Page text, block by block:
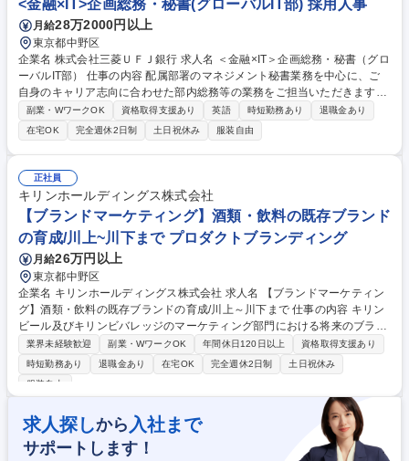
有名なアダルト会社で追及しませんか？ 募集職種 【ディレクター】目指
せ売れっ子ディレクター！/日本一有名なアダルト会社
<金融×IT>企画総務・秘書(グローバルIT部) 採用人事
月給28万2000円以上
東京都中野区
企業名 株式会社三菱ＵＦＪ銀行 求人名 ＜金融×IT＞企画総務・秘書（グロ
ーバルIT部） 仕事の内容 配属部署のマネジメント秘書業務を中心に、ご
自身のキャリア志向に合わせた部内総務等の業務をご担当いただきます。
具体的には以下業務をお任せします。 ■秘書業務（世界各地に拠点のある
MUFGならではの海外出張調整や、各海外拠点マネジメントとの会議アレ
ンジ、訪日外国人のアテンド等） ■部内総務（各種報告事項の取り纏め、
部内の総務業務、その他事務サポート等） 募集職種 ＜金融×IT＞企画総
務・秘書（グローバルIT部）
副業・WワークOK 資格取得支援あり 英語 時短勤務あり
退職金あり
在宅OK
完全週休2日制 土日祝休み 服装自由
正社員
キリンホールディングス株式会社
【ブランドマーケティング】酒類・飲料の既存ブランド
の育成/川上~川下まで プロダクトブランディング
月給26万円以上
東京都中野区
企業名 キリンホールディングス株式会社 求人名 【ブランドマーケティン
グ】酒類・飲料の既存ブランドの育成/川上～川下まで 仕事の内容 キリン
ビール及びキリンビバレッジのマーケティング部門における将来のブラン
ドマネジャー候補として、長期的なブランド資産を向上させる視点を持ち
ながら、ブランドを育成いただく事がミッションです。 ■当社のマーケテ
ィング部門は酒類・清涼飲料・ヘルスサイエンス等、各事業会社に配置さ
グ部門でのブランド担当を募集します。キリンビール及びキリンビバレッ
ジのマーケティング部ではカテゴリーやブランドごとにチーム編成されて
おり、各チームがブランドの持続的な成長を実現するために日々お客様の
インサイトの探索、探求に力を注いでおります。 募集職種 【ブランドマ
業界未経験歓迎 副業・WワークOK 年間休日120日以上
資格取得支援あり
時短勤務あり
退職金あり 在宅OK 完全週休2日制
土日祝休み
服装自由
求人探しから 入社まで
サポートします！